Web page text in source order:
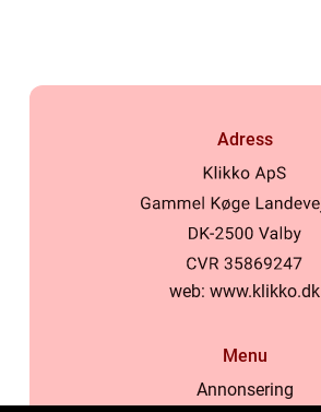
Adress
web: www.klikko.dk
Menu
Annonsering